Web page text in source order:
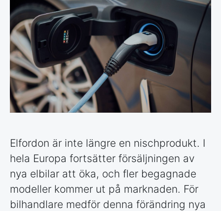
Elfordon är inte längre en nischprodukt. I
hela Europa fortsätter försäljningen av
nya elbilar att öka, och fler begagnade
modeller kommer ut på marknaden. För
bilhandlare medför denna förändring nya